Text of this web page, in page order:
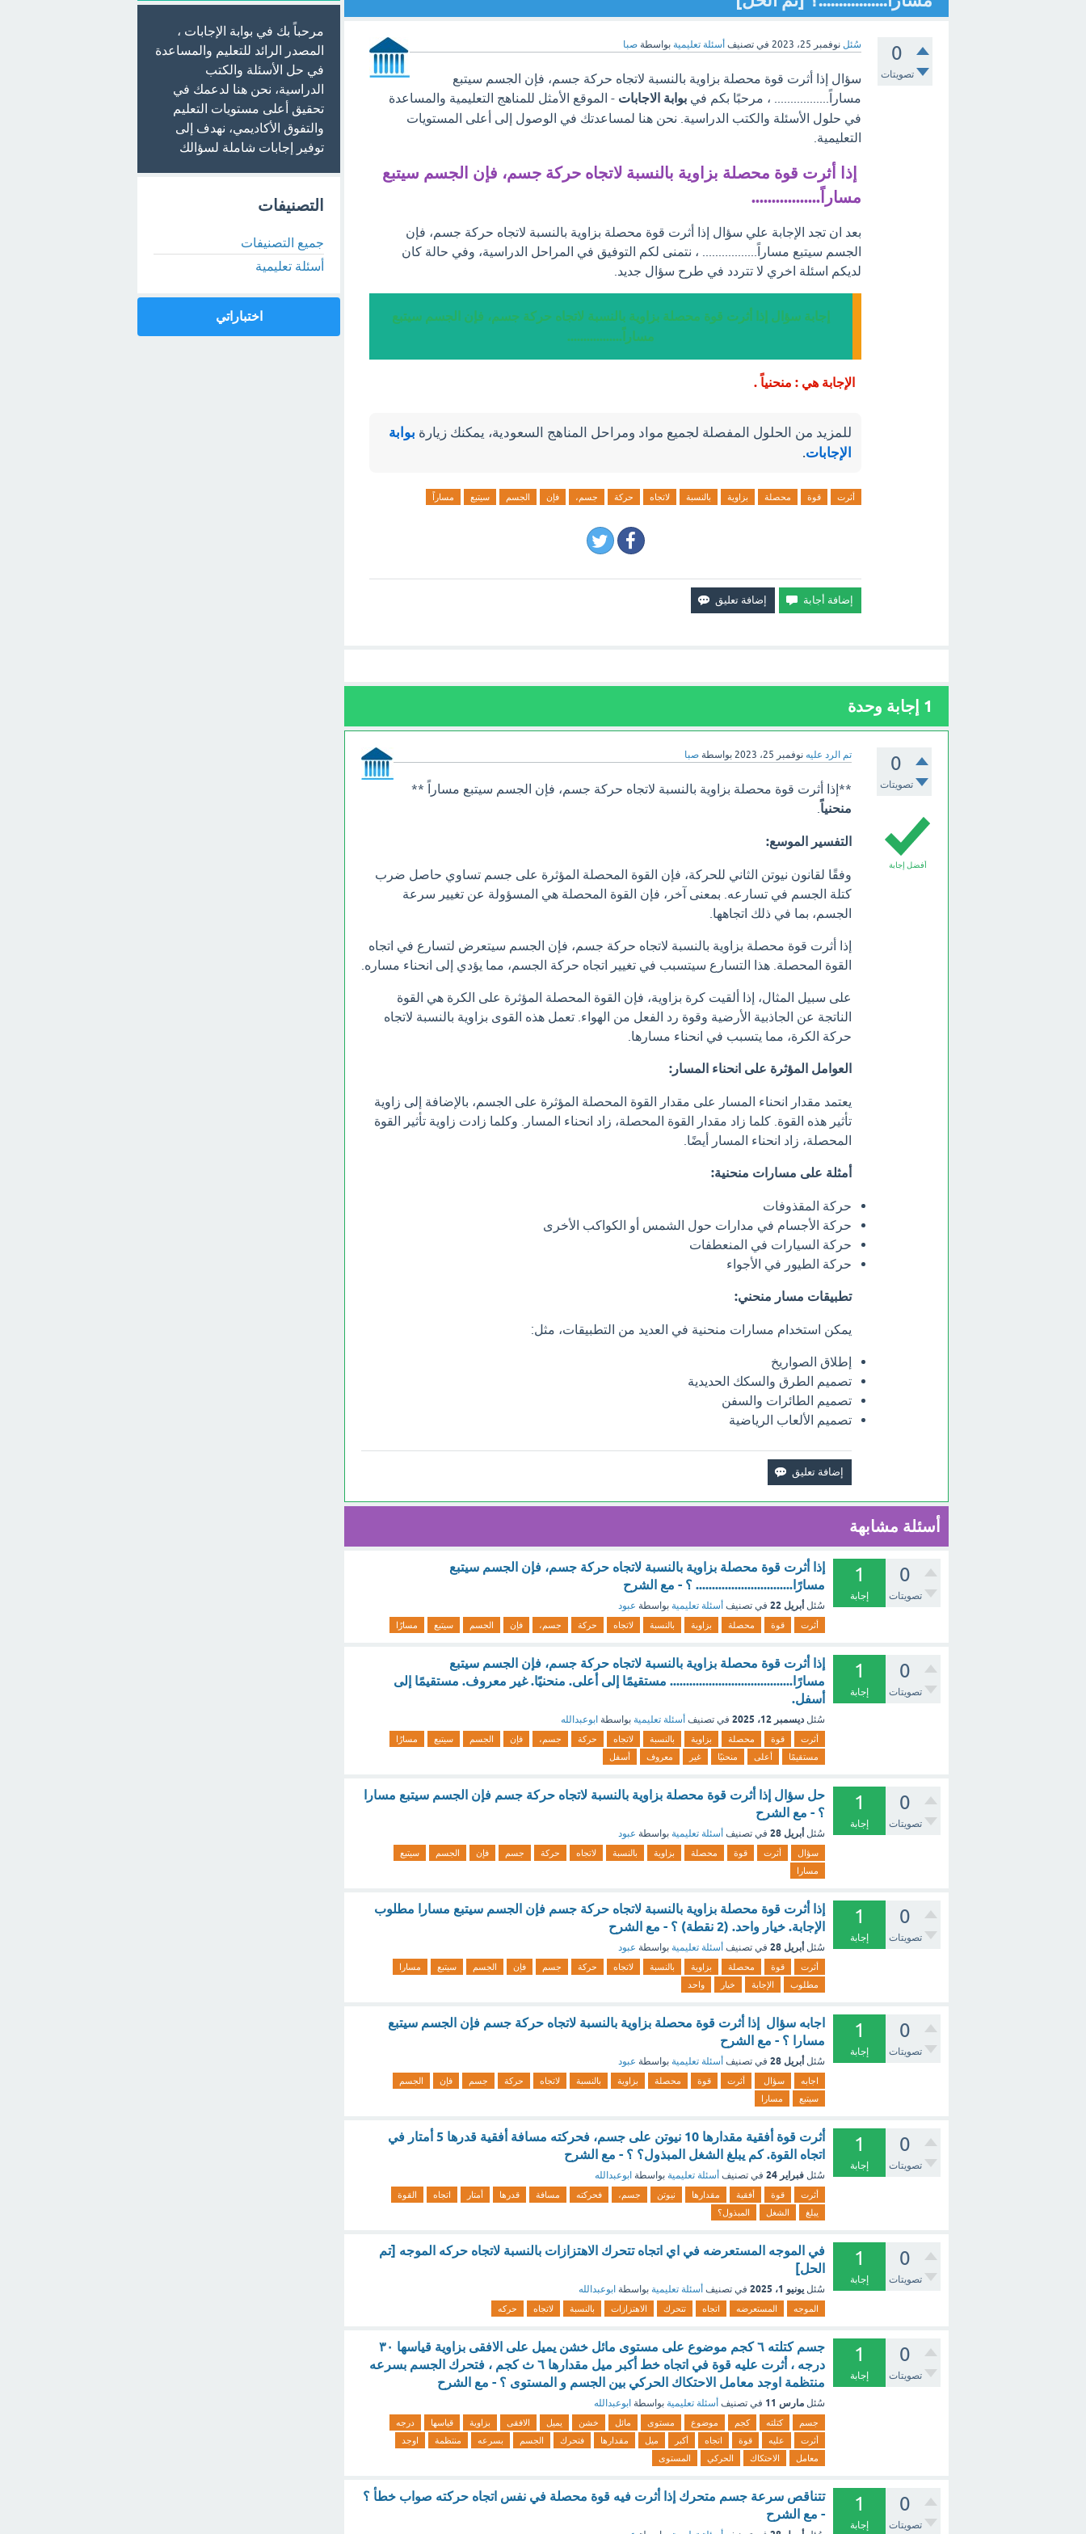
0
تصويتات
سُئل نوفمبر 25، 2023 في تصنيف أسئلة تعليمية بواسطة صبا
سؤال إذا أثرت قوة محصلة بزاوية بالنسبة لاتجاه حركة جسم، فإن الجسم سيتبع
مساراً................. ، مرحبًا بكم في بوابة الاجابات - الموقع الأمثل للمناهج التعليمية والمساعدة
في حلول الأسئلة والكتب الدراسية. نحن هنا لمساعدتك في الوصول إلى أعلى المستويات
التعليمية.
إذا أثرت قوة محصلة بزاوية بالنسبة لاتجاه حركة جسم، فإن الجسم سيتبع
مساراً.................
بعد ان تجد الإجابة علي سؤال إذا أثرت قوة محصلة بزاوية بالنسبة لاتجاه حركة جسم، فإن
الجسم سيتبع مساراً................. ، نتمنى لكم التوفيق في المراحل الدراسية، وفي حالة كان
لديكم اسئلة اخري لا تتردد في طرح سؤال جديد.
إجابة سؤال إذا أثرت قوة محصلة بزاوية بالنسبة لاتجاه حركة جسم، فإن الجسم سيتبع
مساراً.................
الإجابة هي : منحنياً .
للمزيد من الحلول المفصلة لجميع مواد ومراحل المناهج السعودية، يمكنك زيارة بوابة
الإجابات.
أثرت قوة محصلة بزاوية بالنسبة لاتجاه حركة جسم، فإن الجسم سيتبع مساراً
1 إجابة وحدة
0
تصويتات
تم الرد عليه نوفمبر 25، 2023 بواسطة صبا
أفضل إجابة
**إذا أثرت قوة محصلة بزاوية بالنسبة لاتجاه حركة جسم، فإن الجسم سيتبع مساراً **
منحنياً
التفسير الموسع:
وفقًا لقانون نيوتن الثاني للحركة، فإن القوة المحصلة المؤثرة على جسم تساوي حاصل ضرب
كتلة الجسم في تسارعه. بمعنى آخر، فإن القوة المحصلة هي المسؤولة عن تغيير سرعة
الجسم، بما في ذلك اتجاهها.
إذا أثرت قوة محصلة بزاوية بالنسبة لاتجاه حركة جسم، فإن الجسم سيتعرض لتسارع في اتجاه
القوة المحصلة. هذا التسارع سيتسبب في تغيير اتجاه حركة الجسم، مما يؤدي إلى انحناء مساره.
على سبيل المثال، إذا ألقيت كرة بزاوية، فإن القوة المحصلة المؤثرة على الكرة هي القوة
الناتجة عن الجاذبية الأرضية وقوة رد الفعل من الهواء. تعمل هذه القوى بزاوية بالنسبة لاتجاه
حركة الكرة، مما يتسبب في انحناء مسارها.
العوامل المؤثرة على انحناء المسار:
يعتمد مقدار انحناء المسار على مقدار القوة المحصلة المؤثرة على الجسم، بالإضافة إلى زاوية
تأثير هذه القوة. كلما زاد مقدار القوة المحصلة، زاد انحناء المسار. وكلما زادت زاوية تأثير القوة
المحصلة، زاد انحناء المسار أيضًا.
أمثلة على مسارات منحنية:
حركة المقذوفات
حركة الأجسام في مدارات حول الشمس أو الكواكب الأخرى
حركة السيارات في المنعطفات
حركة الطيور في الأجواء
تطبيقات مسار منحني:
يمكن استخدام مسارات منحنية في العديد من التطبيقات، مثل:
إطلاق الصواريخ
تصميم الطرق والسكك الحديدية
تصميم الطائرات والسفن
تصميم الألعاب الرياضية
أسئلة مشابهة
0
تصويتات
1
إجابة
إذا أثرت قوة محصلة بزاوية بالنسبة لاتجاه حركة جسم، فإن الجسم سيتبع
مسارًا.............................. ؟ - مع الشرح
سُئل أبريل 22 في تصنيف أسئلة تعليمية بواسطة عبود
أثرت قوة محصلة بزاوية بالنسبة لاتجاه حركة جسم، فإن الجسم سيتبع مسارًا
0
تصويتات
1
إجابة
إذا أثرت قوة محصلة بزاوية بالنسبة لاتجاه حركة جسم، فإن الجسم سيتبع
مسارًا...................................... مستقيمًا إلى أعلى. منحنيًا. غير معروف. مستقيمًا إلى
أسفل.
سُئل ديسمبر 12، 2025 في تصنيف أسئلة تعليمية بواسطة ابوعبدالله
أثرت قوة محصلة بزاوية بالنسبة لاتجاه حركة جسم، فإن الجسم سيتبع
مسارًا
مستقيمًا
أعلى منحنيًا غير معروف أسفل
0
تصويتات
1
إجابة
حل سؤال إذا أثرت قوة محصلة بزاوية بالنسبة لاتجاه حركة جسم فإن الجسم سيتبع مسارا
؟ - مع الشرح
سُئل أبريل 28 في تصنيف أسئلة تعليمية بواسطة عبود
سؤال أثرت قوة محصلة بزاوية بالنسبة لاتجاه حركة جسم فإن الجسم
سيتبع
مسارا
0
تصويتات
1
إجابة
إذا أثرت قوة محصلة بزاوية بالنسبة لاتجاه حركة جسم فإن الجسم سيتبع مسارا مطلوب
الإجابة. خيار واحد. (2 نقطة) ؟ - مع الشرح
سُئل أبريل 28 في تصنيف أسئلة تعليمية بواسطة عبود
أثرت قوة محصلة بزاوية بالنسبة لاتجاه حركة جسم فإن الجسم سيتبع
مسارا
مطلوب
الإجابة خيار واحد
0
تصويتات
1
إجابة
اجابه سؤال إذا أثرت قوة محصلة بزاوية بالنسبة لاتجاه حركة جسم فإن الجسم سيتبع
مسارا ؟ - مع الشرح
سُئل أبريل 28 في تصنيف أسئلة تعليمية بواسطة عبود
اجابه سؤال أثرت قوة محصلة بزاوية بالنسبة لاتجاه حركة جسم فإن
الجسم
سيتبع
مسارا
0
تصويتات
1
إجابة
أثرت قوة أفقية مقدارها 10 نيوتن على جسم، فحركته مسافة أفقية قدرها 5 أمتار في
اتجاه القوة. كم يبلغ الشغل المبذول؟ ؟ - مع الشرح
سُئل فبراير 24 في تصنيف أسئلة تعليمية بواسطة ابوعبدالله
أثرت قوة أفقية مقدارها نيوتن جسم، فحركته مسافة قدرها أمتار اتجاه
القوة
يبلغ
الشغل المبذول؟
0
تصويتات
1
إجابة
في الموجه المستعرضه في اي اتجاه تتحرك الاهتزازات بالنسبة لاتجاه حركه الموجه [تم
الحل]
سُئل يونيو 1، 2025 في تصنيف أسئلة تعليمية بواسطة ابوعبدالله
الموجه المستعرضه اتجاه تتحرك الاهتزازات بالنسبة لاتجاه حركه
0
تصويتات
1
إجابة
جسم كتلته ٦ كجم موضوع على مستوى مائل خشن يميل على الافقى بزاوية قياسها ٣٠
درجه ، أثرت عليه قوة في اتجاه خط أكبر ميل مقدارها ٦ ث كجم ، فتحرك الجسم بسرعه
منتظمة اوجد معامل الاحتكاك الحركي بين الجسم و المستوى ؟ - مع الشرح
سُئل مارس 11 في تصنيف أسئلة تعليمية بواسطة ابوعبدالله
جسم كتلته كجم موضوع مستوى مائل خشن يميل الافقى بزاوية قياسها
درجه
أثرت
عليه قوة اتجاه أكبر ميل مقدارها فتحرك الجسم بسرعه منتظمة
اوجد
معامل
الاحتكاك الحركي المستوى
0
تصويتات
1
إجابة
تتناقص سرعة جسم متحرك إذا أثرت فيه قوة محصلة في نفس اتجاه حركته صواب خطأ ؟
- مع الشرح
مرحباً بك في بوابة الإجابات ،
المصدر الرائد للتعليم والمساعدة
في حل الأسئلة والكتب
الدراسية، نحن هنا لدعمك في
تحقيق أعلى مستويات التعليم
والتفوق الأكاديمي، نهدف إلى
توفير إجابات شاملة لسؤالك
التصنيفات
جميع التصنيفات
أسئلة تعليمية
اختباراتي